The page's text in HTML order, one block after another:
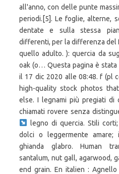
all'anno, con delle punte
periodi.[5]. Le foglie, alterne,
dentate e sulla stessa
differenti, per la differenza del
quello adulto. ): quercia da
oak (o… Questa pagina è
il 17 dic 2020 alle 08:48. f (pl
high-quality stock photos
else. I legnami più pregiati di
chiamati rovere senza
legno di quercia. Stili
dolci o leggermente
ghianda glabro. Human
santalum, nut gall, agarwood,
end grain. En italien :